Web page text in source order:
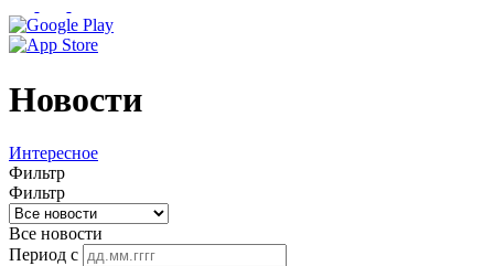
Новости
Интересное
Фильтр
Фильтр
Все новости
Период с